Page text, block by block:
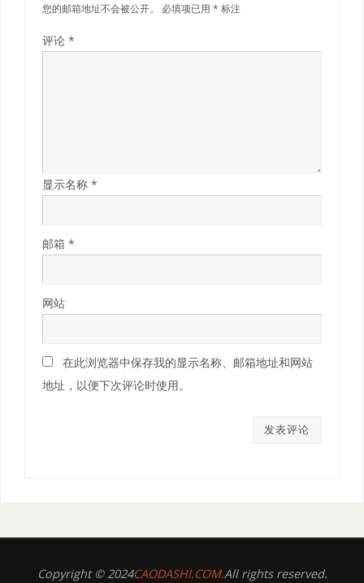
您的邮箱地址不会被公开。 必填项已用* 标注
评论*
显示名称*
邮箱*
网站
在此浏览器中保存我的显示名称、邮箱地址和网站
地址，以便下次评论时使用。
Copyright © 2024CAODASHI.COM.All rights reserved.